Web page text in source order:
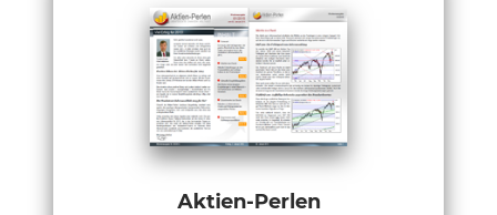
Aktien-Perlen